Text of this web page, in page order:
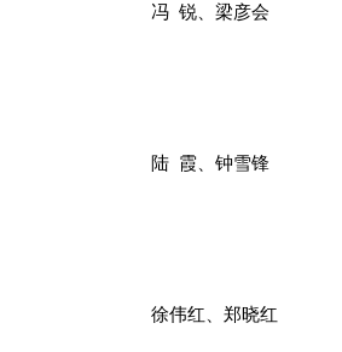
冯 锐、梁彦会
陆 霞、钟雪锋
徐伟红、郑晓红